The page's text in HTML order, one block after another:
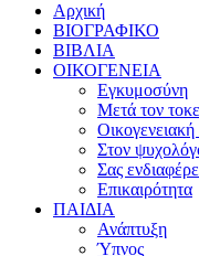
Αρχική
ΒΙΟΓΡΑΦΙΚΟ
ΒΙΒΛΙΑ
ΟΙΚΟΓΕΝΕΙΑ
Εγκυμοσύνη
Μετά τον
Στον
Σας
Επικαιρότητα
ΠΑΙΔΙΑ
Ανάπτυξη
Ύπνος